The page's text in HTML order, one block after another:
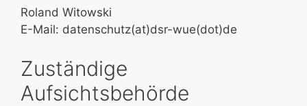
Roland Witowski
E-Mail: datenschutz(at)dsr-wue(dot)de
Zuständige
Aufsichtsbehörde